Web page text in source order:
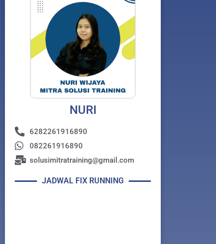
NURI
6282261916890
082261916890
solusimitratraining@gmail.com
JADWAL FIX RUNNING